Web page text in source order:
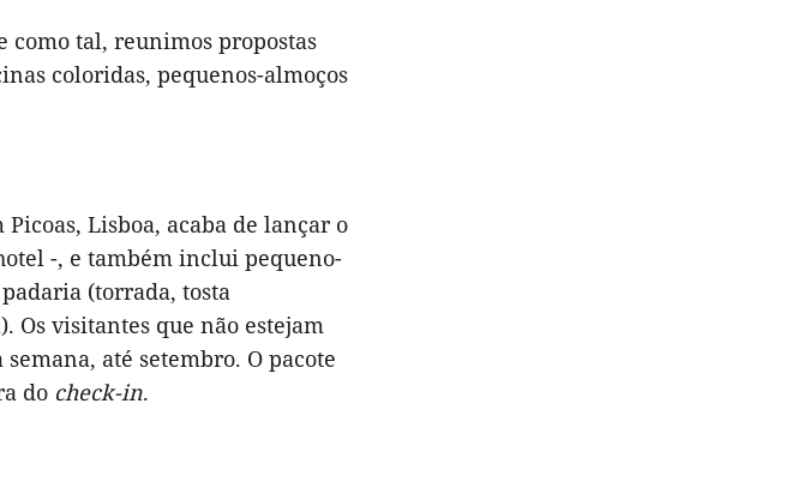
como tal, reunimos propostas
coloridas, pequenos-almoços
Lisboa, acaba de lançar o
-, e também inclui pequeno-
(torrada, tosta
Os visitantes que não estejam
até setembro. O pacote
do check-in.